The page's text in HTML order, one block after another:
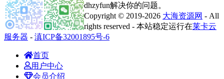
dhzyfun解决你的问题。
Copyright © 2019-2026 大海资源网 - All
rights reserved - 本站稳定运行在莱卡云
服务器 - 滇ICP备32001895号-6
首页
用户中心
会员介绍